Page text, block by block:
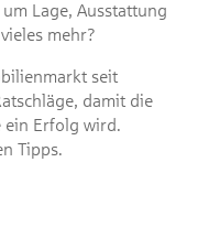
Lage, Ausstattung
mehr?
seit
damit die
ein Erfolg wird.
Tipps.